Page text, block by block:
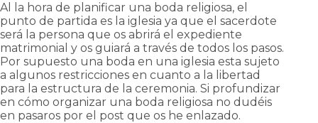
Al la hora de planificar una boda religiosa, el
punto de partida es la iglesia ya que el sacerdote
será la persona que os abrirá el expediente
matrimonial y os guiará a través de todos los pasos.
Por supuesto una boda en una iglesia esta sujeto
a algunos restricciones en cuanto a la libertad
para la estructura de la ceremonia. Si profundizar
en cómo organizar una boda religiosa no dudéis
en pasaros por el post que os he enlazado.